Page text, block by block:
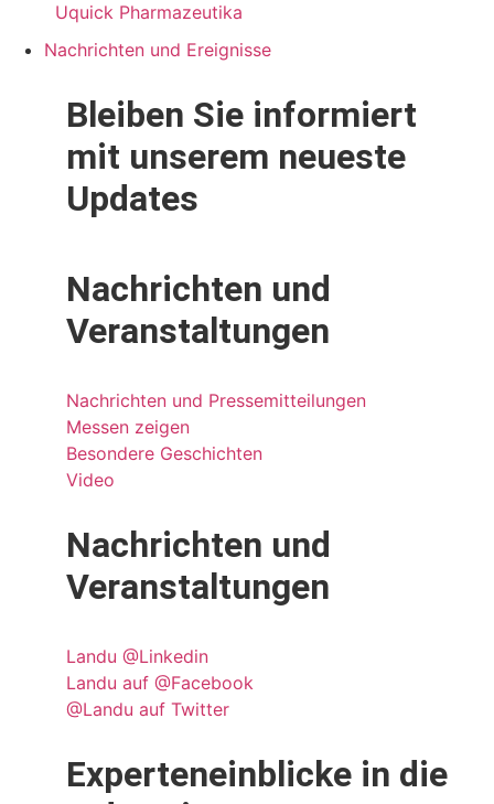
Uquick Pharmazeutika
Nachrichten und Ereignisse
Bleiben Sie informiert
mit unserem neueste
Updates
Nachrichten und
Veranstaltungen
Nachrichten und Pressemitteilungen
Messen zeigen
Besondere Geschichten
Video
Nachrichten und
Veranstaltungen
Landu @Linkedin
Landu auf @Facebook
@Landu auf Twitter
Experteneinblicke in die